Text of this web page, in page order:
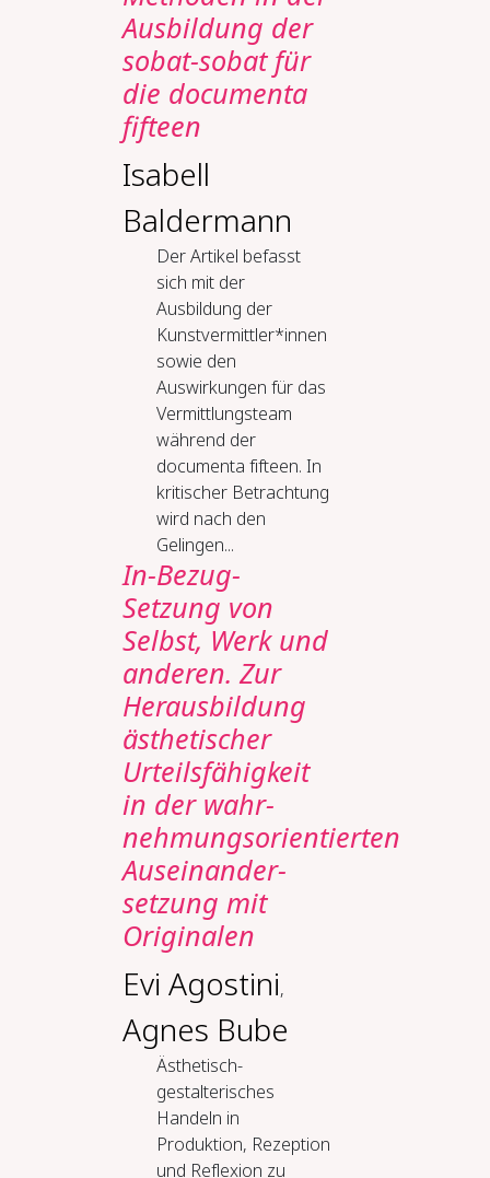
Ausbildung der
sobat-sobat für
die documenta
fifteen
Isabell
Baldermann
Der Artikel befasst
sich mit der
Ausbildung der
Kunstvermittler*innen
sowie den
Auswirkungen für das
Vermittlungsteam
während der
documenta fifteen. In
kritischer Betrachtung
wird nach den
Gelingen...
In-Bezug-
Setzung von
Selbst, Werk und
anderen. Zur
Heraus­bildung
ästhetischer
Urteils­fähigkeit
in der wahr­
nehmungsorientierten
Aus­einander­
setzung mit
Originalen
Evi Agostini,
Agnes Bube
Ästhetisch-
gestalterisches
Handeln in
Produktion, Rezeption
und Reflexion zu